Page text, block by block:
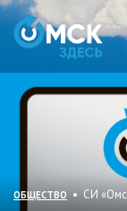
ОБЩЕСТВО • СИ